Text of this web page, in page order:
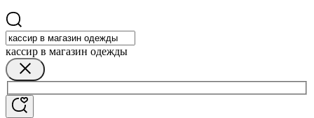
кассир в магазин одежды